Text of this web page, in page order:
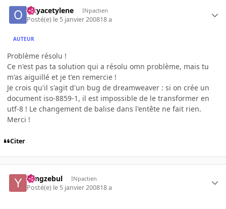
Oxyacetylene INpactien
Posté(e) le 5 janvier 200818 a
AUTEUR
Problème résolu !
Ce n'est pas ta solution qui a résolu omn problème, mais tu
m'as aiguillé et je t'en remercie !
Je crois qu'il s'agit d'un bug de dreamweaver : si on crée un
document iso-8859-1, il est impossible de le transformer en
utf-8 ! Le changement de balise dans l'entête ne fait rien.
Merci !
Citer
Yangzebul INpactien
Posté(e) le 5 janvier 200818 a